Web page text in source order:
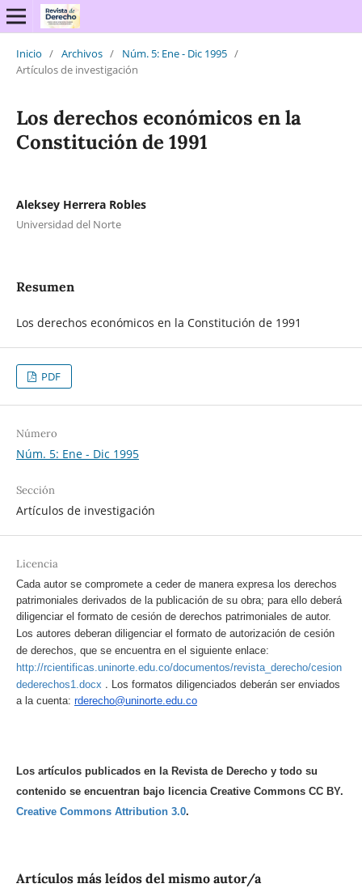
Inicio / Archivos / Núm. 5: Ene - Dic 1995 /
Artículos de investigación
Los derechos económicos en la
Constitución de 1991
Aleksey Herrera Robles
Universidad del Norte
Resumen
Los derechos económicos en la Constitución de 1991
PDF
Número
Núm. 5: Ene - Dic 1995
Sección
Artículos de investigación
Licencia
Cada autor se compromete a ceder de manera expresa los derechos
patrimoniales derivados de la publicación de su obra; para ello deberá
diligenciar el formato de cesión de derechos patrimoniales de autor.
Los autores deberan diligenciar el formato de autorización de cesión
de derechos, que se encuentra en el siguiente enlace:
http://rcientificas.uninorte.edu.co/documentos/revista_derecho/cesion
dederechos1.docx . Los formatos diligenciados deberán ser enviados
a la cuenta: rderecho@uninorte.edu.co
Los artículos publicados en la Revista de Derecho y todo su
contenido se encuentran bajo licencia Creative Commons CC BY.
Creative Commons Attribution 3.0.
Artículos más leídos del mismo autor/a